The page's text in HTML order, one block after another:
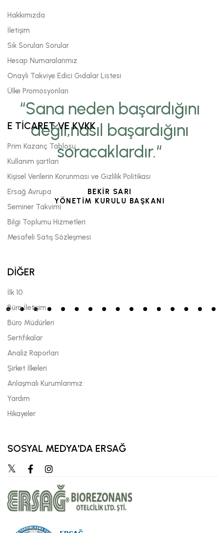
“Sana neden başardığını
değil,nasıl başardığını
soracaklardır.“
BEKİR SARI
YÖNETİM KURULU BAŞKANI
Hakkımızda
İletişim
Sık Sorulan Sorular
Hesap Numaralarımız
Onaylı Takviye Edici Gıdalar Listesi
Ülke Promosyonları
E TİCARET VE KVKK
Prim Kazanç Tablosu
Kullanım şartları
Kişisel Verilerin Korunması ve Gizlilik Politikası
Ersağ Avrupa
Seminer Takvimi
Bilgi Toplumu Hizmetleri
Mesafeli Satış Sözleşmesi
DİĞER
İlk 10
Büro İletişim
Büro Müdürleri
Sertifikalar
Analiz Raporları
Şirket İlkeleri
Anlaşmalı Kurumlarımız
Yardım
Hikayeler
SOSYAL MEDYA'DA ERSAĞ